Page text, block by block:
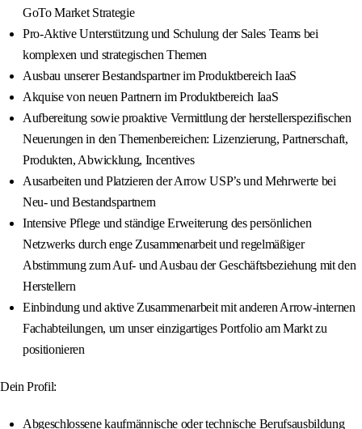
GoTo Market Strategie
Pro-Aktive Unterstützung und Schulung der Sales Teams bei
komplexen und strategischen Themen
Ausbau unserer Bestandspartner im Produktbereich IaaS
Akquise von neuen Partnern im Produktbereich IaaS
Aufbereitung sowie proaktive Vermittlung der herstellerspezifischen
Neuerungen in den Themenbereichen: Lizenzierung, Partnerschaft,
Produkten, Abwicklung, Incentives
Ausarbeiten und Platzieren der Arrow USP’s und Mehrwerte bei
Neu- und Bestandspartnern
Intensive Pflege und ständige Erweiterung des persönlichen
Netzwerks durch enge Zusammenarbeit und regelmäßiger
Abstimmung zum Auf- und Ausbau der Geschäftsbeziehung mit den
Herstellern
Einbindung und aktive Zusammenarbeit mit anderen Arrow-internen
Fachabteilungen, um unser einzigartiges Portfolio am Markt zu
positionieren
Dein Profil:
Abgeschlossene kaufmännische oder technische Berufsausbildung